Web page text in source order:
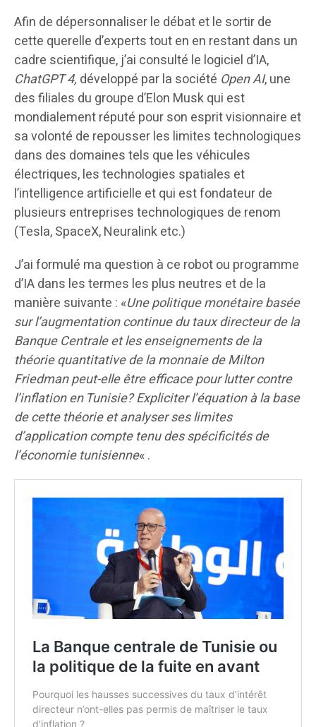
Afin de dépersonnaliser le débat et le sortir de
cette querelle d’experts tout en en restant dans un
cadre scientifique, j’ai consulté le logiciel d’IA,
ChatGPT 4, développé par la société Open AI, une
des filiales du groupe d’Elon Musk qui est
mondialement réputé pour son esprit visionnaire et
sa volonté de repousser les limites technologiques
dans des domaines tels que les véhicules
électriques, les technologies spatiales et
l’intelligence artificielle et qui est fondateur de
plusieurs entreprises technologiques de renom
(Tesla, SpaceX, Neuralink etc.)
J’ai formulé ma question à ce robot ou programme
d’IA dans les termes les plus neutres et de la
manière suivante : «Une politique monétaire basée
sur l’augmentation continue du taux directeur de la
Banque Centrale et les enseignements de la
théorie quantitative de la monnaie de Milton
Friedman peut-elle être efficace pour lutter contre
l’inflation en Tunisie? Expliciter l’équation à la base
de cette théorie et analyser ses limites
d’application compte tenu des spécificités de
l’économie tunisienne« .